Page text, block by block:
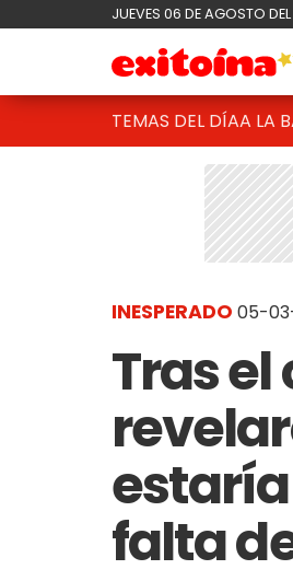
JUEVES 06 DE AGOSTO
TEMAS DEL DÍAA LA
INESPERADO 05-
Tras
falta